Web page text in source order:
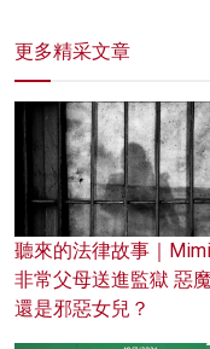
更多精采文章
聽來的法律故事｜
非常父母送進監獄 惡
還是邪惡女兒？